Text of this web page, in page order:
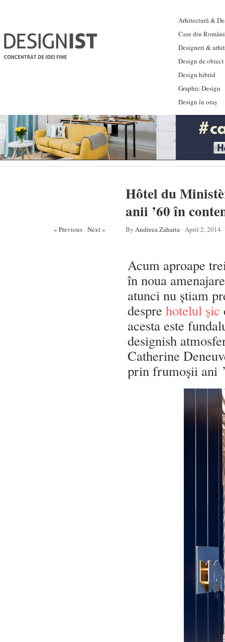
Arhitectură &
Case din
Designeri &
Design de obiect
Design hibrid
Graphic Design
Design în oraș
Hôtel du
anii ’60 în
« Previous/ Next » By Andreea Zaharia/ April 2, 2014 /
Acum aproape
în noua
atunci nu știam
despre hotelul șic
acesta este
designish
Catherine
prin frumoșii ani